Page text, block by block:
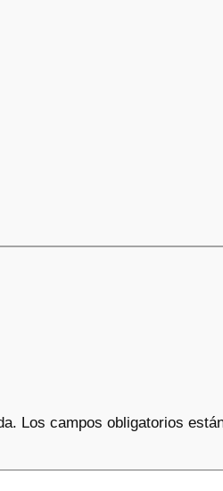
Los campos obligatorios